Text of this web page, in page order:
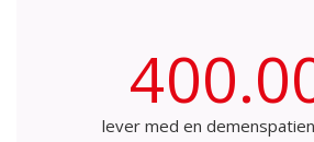
lever med en